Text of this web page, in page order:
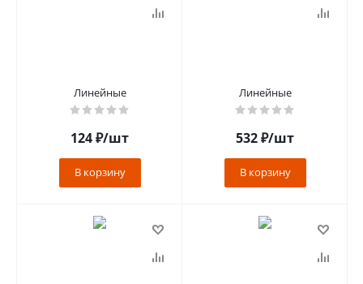
Линейные
124₽/шт
В корзину
Линейные
532₽/шт
В корзину